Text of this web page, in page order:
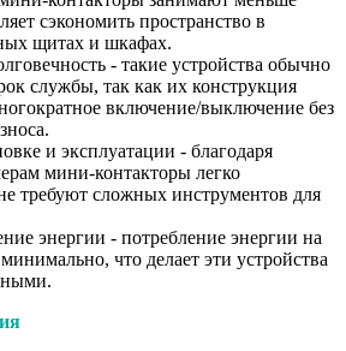
сэкономить пространство в
щитах и шкафах.
- такие устройства обычно
службы, так как их конструкция
включение/выключение без
и эксплуатации - благодаря
мини-контакторы легко
требуют сложных инструментов для
энергии - потребление энергии на
что делает эти устройства